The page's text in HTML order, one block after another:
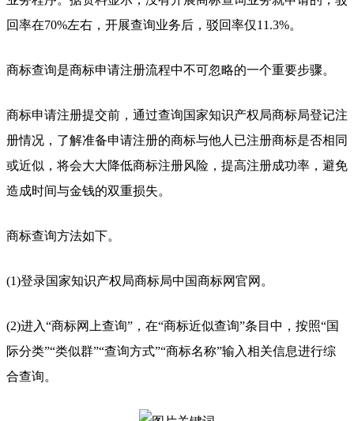
回率在70%左右，开展查询业务后，驳回率仅11.3%。
商标查询是商标申请注册流程中不可忽略的一个重要步骤。
商标申请注册提交前，通过查询国家知识产权局商标局登记注
册情况，了解准备申请注册的商标与他人已注册商标是否相同
或近似，将会大大降低商标注册风险，提高注册成功率，避免
造成时间与金钱的双重损失。
商标查询方法如下。
(1)登录国家知识产权局商标局中国商标网官网。
(2)进入“商标网上查询”，在“商标近似查询”条目中，按照“国
际分类”“类似群”“查询方式”“商标名称”输入相关信息进行综
合查询。